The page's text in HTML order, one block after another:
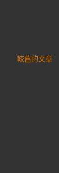
較舊的文章